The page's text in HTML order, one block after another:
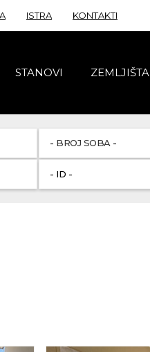
STANOVI ZEMLJIŠTA
ISTRA KONTAKTI